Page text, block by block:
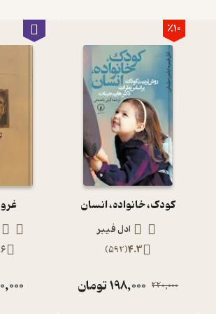
٪10
کودک، خانواده، انسان
ادل فیبر
4.3
(
592
)
220,000
198,000تومان